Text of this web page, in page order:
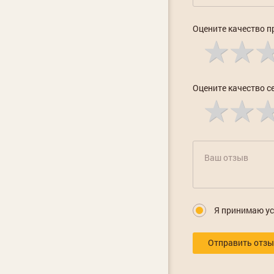
Оцените качество
Оцените качество
Я принимаю
Отправить